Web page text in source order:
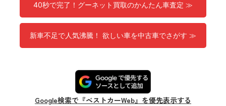
40秒で完了！グーネット買取のかんたん車査定 ≫
新車不足で人気沸騰！ 欲しい車を中古車でさがす ≫
Google検索で『ベストカーWeb』を優先表示する